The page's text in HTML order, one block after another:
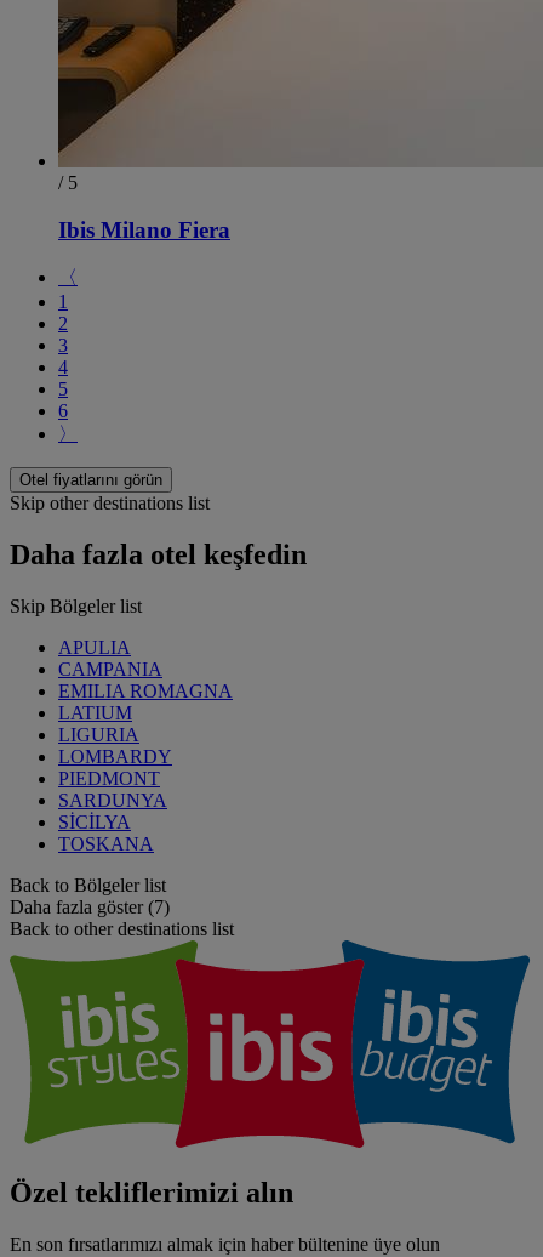
/ 5
Ibis Milano Fiera
〈
1
2
3
4
5
6
〉
Otel fiyatlarını görün
Skip other destinations list
Daha fazla otel keşfedin
Skip Bölgeler list
APULIA
CAMPANIA
EMILIA ROMAGNA
LATIUM
LIGURIA
LOMBARDY
PIEDMONT
SARDUNYA
SİCİLYA
TOSKANA
Back to Bölgeler list
Daha fazla göster (7)
Back to other destinations list
Özel tekliflerimizi alın
En son fırsatlarımızı almak için haber bültenine üye olun